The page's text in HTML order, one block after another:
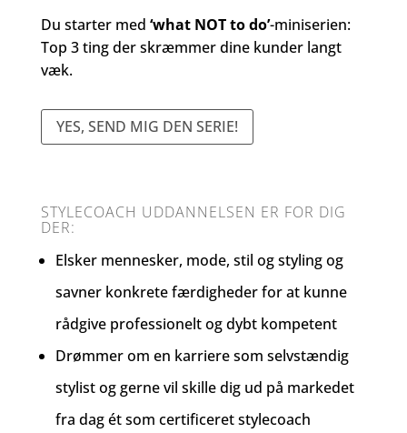
Du starter med ‘what NOT to do’-miniserien:
Top 3 ting der skræmmer dine kunder langt
væk.
YES, SEND MIG DEN SERIE!
STYLECOACH UDDANNELSEN ER FOR DIG
DER:
Elsker mennesker, mode, stil og styling og
savner konkrete færdigheder for at kunne
rådgive professionelt og dybt kompetent
Drømmer om en karriere som selvstændig
stylist og gerne vil skille dig ud på markedet
fra dag ét som certificeret stylecoach